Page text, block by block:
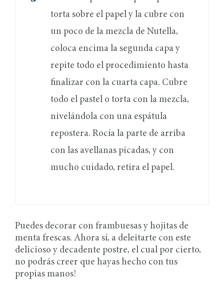
torta sobre el papel y la cubre con
un poco de la mezcla de Nutella,
coloca encima la segunda capa y
repite todo el procedimiento hasta
finalizar con la cuarta capa. Cubre
todo el pastel o torta con la mezcla,
nivelándola con una espátula
repostera. Rocía la parte de arriba
con las avellanas picadas, y con
mucho cuidado, retira el papel.
Puedes decorar con frambuesas y hojitas de
menta frescas. Ahora sí, a deleitarte con este
delicioso y decadente postre, el cual por cierto,
no podrás creer que hayas hecho con tus
propias manos!